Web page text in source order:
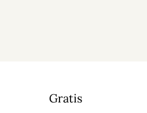
Gratis